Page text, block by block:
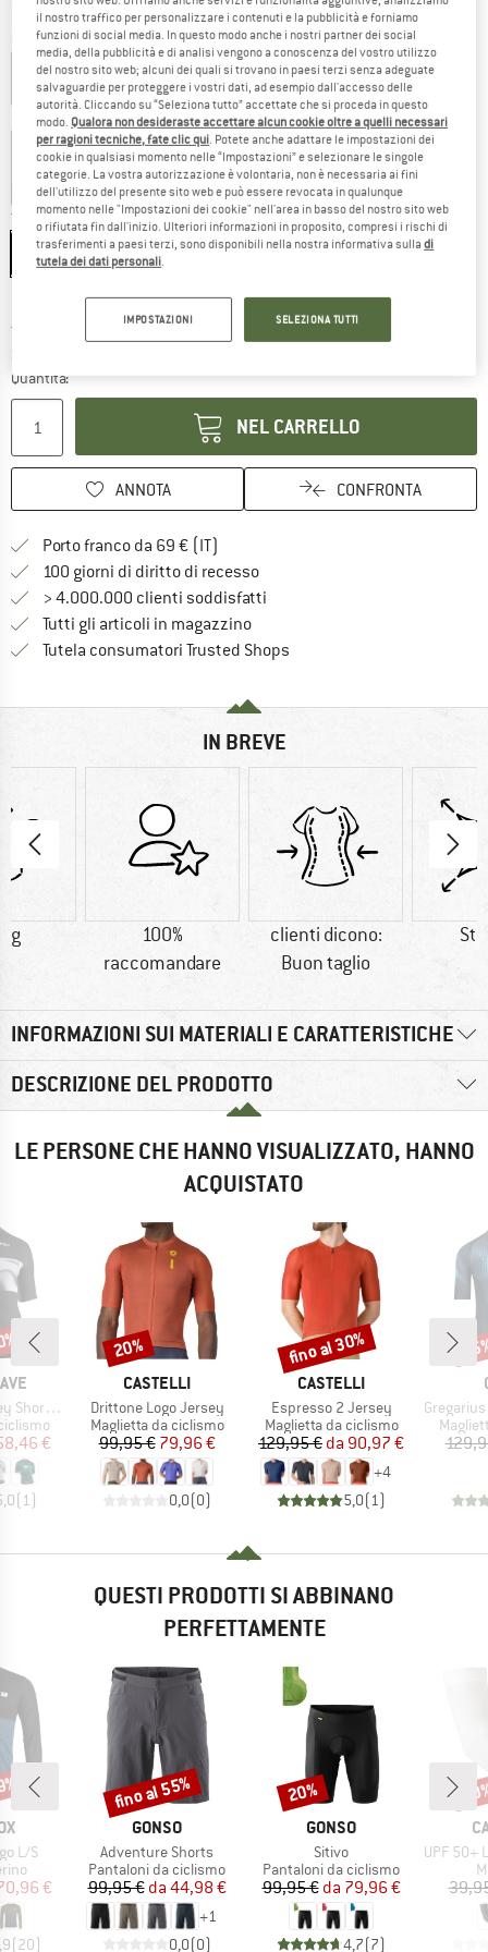
Colore:Joe / Sponsor
50% 50% 50% 50% 50%
50% 50% 50% 50% 50%
Taglia:S
S M L XL XXL
Tempi di consegna: 3-5 giorni lavorativi
Soltanto uno in magazzino!
Quantità:
NEL CARRELLO
ANNOTA CONFRONTA
Porto franco da 69 € (IT)
100 giorni di diritto di recessoVai alla politica di recesso qui
> 4.000.000 clienti soddisfatti
Tutti gli articoli in magazzino
Tutela consumatori Trusted Shops
IN BREVE
g
100%
raccomandare
clienti dicono:
Buon taglio
INFORMAZIONI SUI MATERIALI E CARATTERISTICHE
DESCRIZIONE DEL PRODOTTO
LE PERSONE CHE HANNO VISUALIZZATO, HANNO
ACQUISTATO
Sleeve
ridotto
€
( 1)
MARCHIO
CASTELLI
Articolo
Drittone Logo Jersey
Gruppo di prodotti
Maglietta da ciclismo
Prezzo
99,95 €Prezzo ridotto
79,96 €
0,0(0)
Sconto
20%
MARCHIO
CASTELLI
Articolo
Espresso 2 Jersey
Gruppo di prodotti
Maglietta da ciclismo
Prezzo
129,95 € Prezzo ridotto
da 90,97 €
+4
5,0( 1)
Sconto
fino al 30%
Articolo
Gregarius
QUESTI PRODOTTI SI ABBINANO
PERFETTAMENTE
L/S
ridotto
€
(20)
MARCHIO
GONSO
Articolo
Adventure Shorts
Gruppo di prodotti
Pantaloni da ciclismo
Prezzo
99,95 € Prezzo ridotto
da 44,98 €
+1
0,0(0)
Sconto
fino al 55%
MARCHIO
GONSO
Articolo
Sitivo
Gruppo di prodotti
Pantaloni da ciclismo
Prezzo
99,95 € Prezzo ridotto
da 79,96 €
4,7(7)
Sconto
20%
Articolo
UPF 50+
il nostro traffico per personalizzare i contenuti e la pubblicità e forniamo
funzioni di social media. In questo modo anche i nostri partner dei social
media, della pubblicità e di analisi vengono a conoscenza del vostro utilizzo
del nostro sito web; alcuni dei quali si trovano in paesi terzi senza adeguate
salvaguardie per proteggere i vostri dati, ad esempio dall'accesso delle
autorità. Cliccando su “Seleziona tutto” accettate che si proceda in questo
modo. Qualora non desideraste accettare alcun cookie oltre a quelli necessari
per ragioni tecniche, fate clic qui. Potete anche adattare le impostazioni dei
cookie in qualsiasi momento nelle “Impostazioni” e selezionare le singole
categorie. La vostra autorizzazione è volontaria, non è necessaria ai fini
dell'utilizzo del presente sito web e può essere revocata in qualunque
momento nelle "Impostazioni dei cookie" nell'area in basso del nostro sito web
o rifiutata fin dall'inizio. Ulteriori informazioni in proposito, compresi i rischi di
trasferimenti a paesi terzi, sono disponibili nella nostra informativa sulladi
tutela dei dati personali.
IMPOSTAZIONI SELEZIONA TUTTI